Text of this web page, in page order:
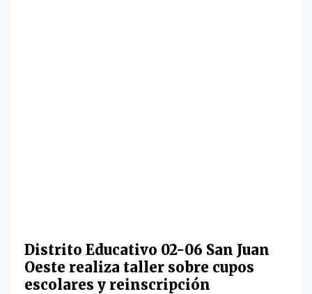
Distrito Educativo 02-06 San Juan
Oeste realiza taller sobre cupos
escolares y reinscripción